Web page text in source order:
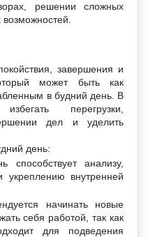
решении сложных
завершения и
может быть как
в будний день. В
перегрузки,
дел и уделить
день:
анализу,
внутренней
начинать новые
себя работой, так как
для подведения